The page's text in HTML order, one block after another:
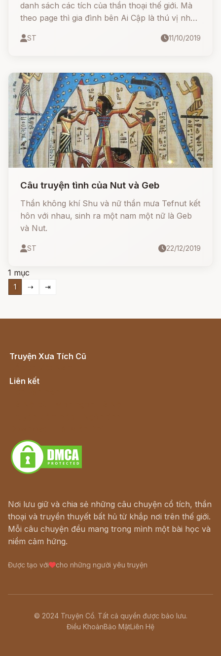
danh sách các tích của thần thoại thế giới. Mà
theo page thì gia đình bên Ai Cập là thú vị nhất,
ST 11/10/2019
Câu truyện tình của Nut và Geb
Thần không khí Shu và nữ thần mưa Tefnut kết
hôn với nhau, sinh ra một nam một nữ là Geb
và Nut.
ST 22/12/2019
1 mục
1 ⇢ ⇥
Truyện Xưa Tích Cũ
Liên kết
Nơi lưu giữ và chia sẻ những câu chuyện cổ tích, thần
thoại và truyền thuyết bất hủ từ khắp nơi trên thế giới.
Mỗi câu chuyện đều mang trong mình một bài học và
niềm cảm hứng.
Được tạo với cho những người yêu truyện
© 2024 Truyện Cổ. Tất cả quyền được bảo lưu.
Điều KhoảnBảo MậtLiên Hệ